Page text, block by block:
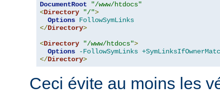
DocumentRoot
"/www/htdocs"
<Directory "/">
Options FollowSymLinks
</Directory>
<Directory "/www/htdocs">
Options
-FollowSymLinks
</Directory>
Ceci évite au moins les